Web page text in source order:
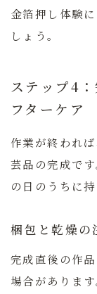
金箔押し体験
しょう。
ステップ4
フターケア
作業が終われ
芸品の完成で
の日のうちに
梱包と乾燥の
完成直後の作
場合がありま